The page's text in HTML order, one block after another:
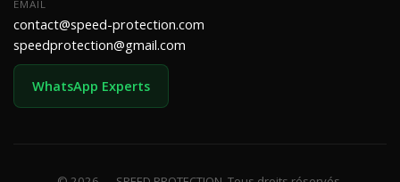
EMAIL
contact@speed-protection.com
speedprotection@gmail.com
WhatsApp Experts